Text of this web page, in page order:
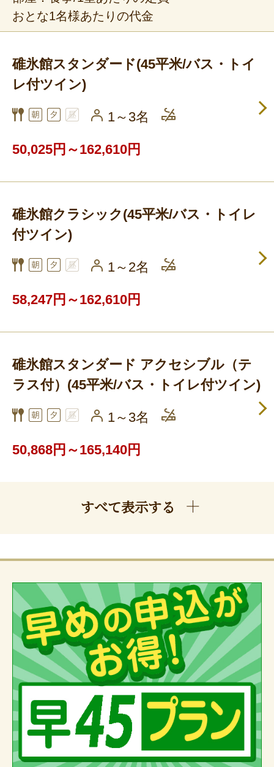
おとな1名様あたりの代金
碓氷館スタンダード(45平米/バス・トイ
レ付ツイン)
1～3名
50,025円～162,610円
碓氷館クラシック(45平米/バス・トイレ
付ツイン)
1～2名
58,247円～162,610円
碓氷館スタンダード アクセシブル（テ
ラス付）(45平米/バス・トイレ付ツイン)
1～3名
50,868円～165,140円
すべて表示する
フリーセレクション・クーポンコードのご利用につ